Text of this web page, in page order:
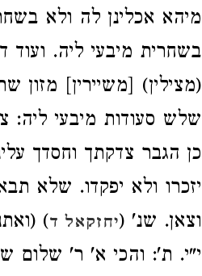
מיהא אכלינן לה ולא
בשחרית מיבעי ליה. ועוד
(מצילין) [משיירין] מזון
שלש סעודות מיבעי
כן הגבר צדקתך וחסדך
יזכרו ולא יפקדו. שלא
וצאן. שנ' (יחזקאל ד)
י"י. ת': והכי א' ר' שלום